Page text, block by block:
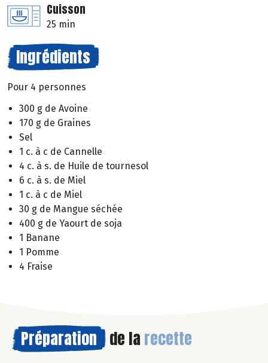
Cuisson
25 min
Ingrédients
Pour 4 personnes
300 g de Avoine
170 g de Graines
Sel
1 c. à c de Cannelle
4 c. à s. de Huile de tournesol
6 c. à s. de Miel
1 c. à c de Miel
30 g de Mangue séchée
400 g de Yaourt de soja
1 Banane
1 Pomme
4 Fraise
Préparation de la recette